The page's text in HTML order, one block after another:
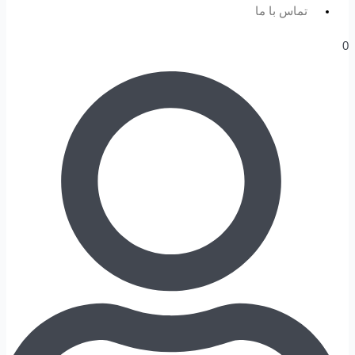
تماس با ما